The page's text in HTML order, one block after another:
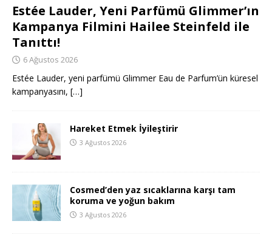
Estée Lauder, Yeni Parfümü Glimmer’ın
Kampanya Filmini Hailee Steinfeld ile
Tanıttı!
6 Ağustos 2026
Estée Lauder, yeni parfümü Glimmer Eau de Parfum’ün küresel
kampanyasını, […]
Hareket Etmek İyileştirir
3 Ağustos 2026
Cosmed’den yaz sıcaklarına karşı tam
koruma ve yoğun bakım
3 Ağustos 2026